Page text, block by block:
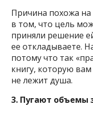
Причина похожа
в том, что цель
приняли решение
ее откладываете.
потому что так
книгу, которую вам
не лежит душа.
3. Пугают объемы